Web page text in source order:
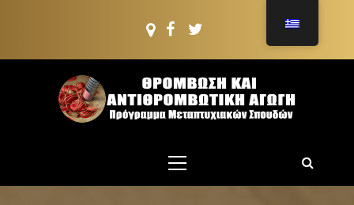
ΠΜΣ: ΘΡΟΜΒΩΣΗ
ΚΑΙ
μενού